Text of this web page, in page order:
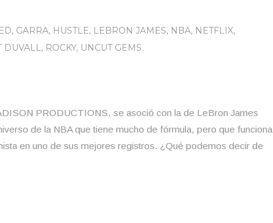
, GARRA, HUSTLE, LEBRON JAMES, NBA, NETFLIX,
DUVALL, ROCKY, UNCUT GEMS
PRODUCTIONS, se asoció con la de LeBron James
de la NBA que tiene mucho de fórmula, pero que funciona
en uno de sus mejores registros. ¿Qué podemos decir de